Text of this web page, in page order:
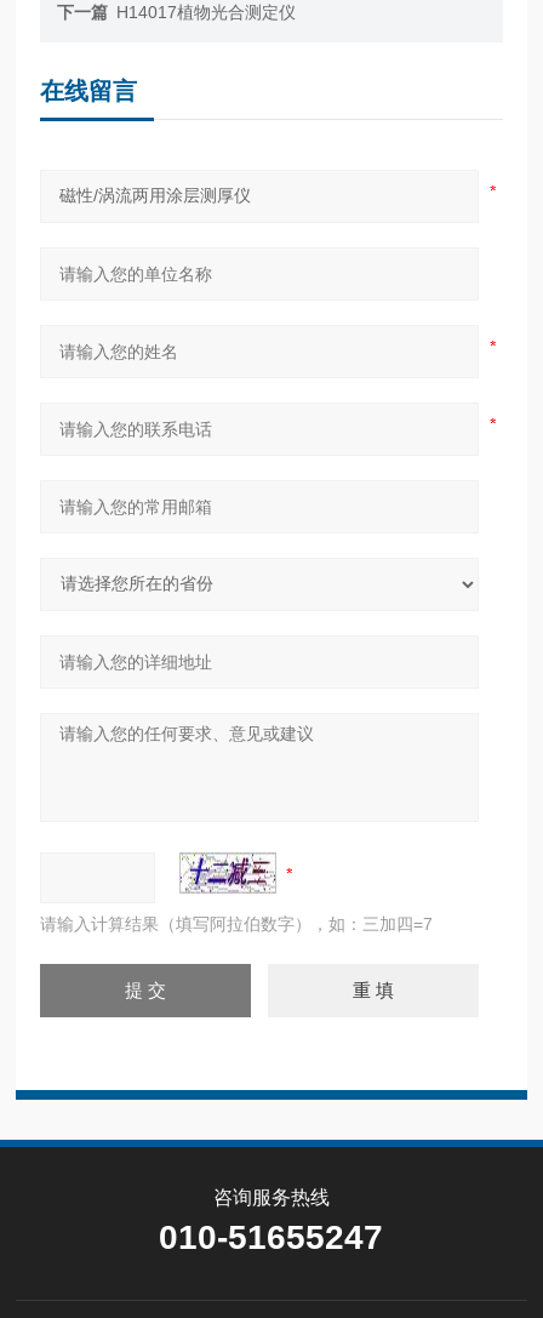
下一篇 H14017植物光合测定仪
在线留言
请输入计算结果（填写阿拉伯数字），如：三加四=7
咨询服务热线
010-51655247